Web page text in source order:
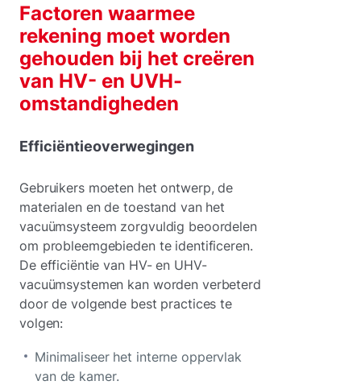
Factoren waarmee
rekening moet worden
gehouden bij het creëren
van HV- en UVH-
omstandigheden
Efficiëntieoverwegingen
Gebruikers moeten het ontwerp, de
materialen en de toestand van het
vacuümsysteem zorgvuldig beoordelen
om probleemgebieden te identificeren.
De efficiëntie van HV- en UHV-
vacuümsystemen kan worden verbeterd
door de volgende best practices te
volgen:
Minimaliseer het interne oppervlak
van de kamer.